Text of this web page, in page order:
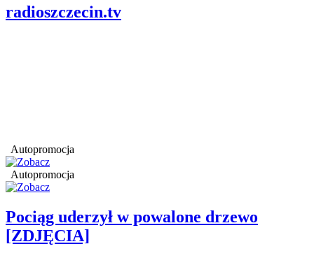
radioszczecin.tv
Autopromocja
Autopromocja
Pociąg uderzył w powalone drzewo
[ZDJĘCIA]